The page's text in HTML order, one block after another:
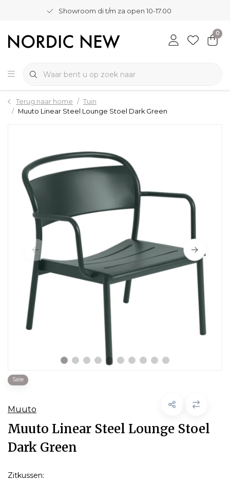
Showroom di t/m za open 10-17.00
0
Terug naar home
Tuin
Muuto Linear Steel Lounge Stoel Dark Green
Sale
Muuto
Muuto Linear Steel Lounge Stoel
Dark Green
Zitkussen: